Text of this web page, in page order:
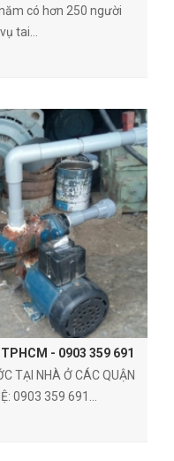
có hơn 250 người
tai...
- 0903 359 691
TẠI NHÀ Ở CÁC QUẬN
0903 359 691...